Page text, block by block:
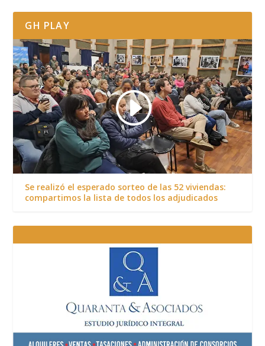
GH PLAY
Se realizó el esperado sorteo de las 52 viviendas:
compartimos la lista de todos los adjudicados